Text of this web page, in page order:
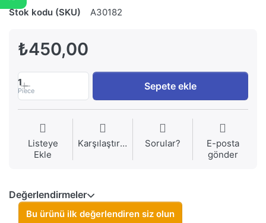
Stok kodu (SKU) A30182
₺450,00
1
Piece Sepete ekle
Listeye
Ekle
Karşılaştırma Sorular?
E-posta
gönder
Değerlendirmeler
Bu ürünü ilk değerlendiren siz olun